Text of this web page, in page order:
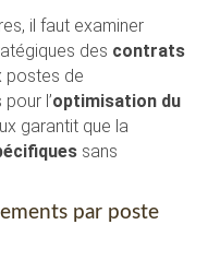
il faut examiner
des contrats
postes de
l’optimisation du
garantit que la
sans
par poste